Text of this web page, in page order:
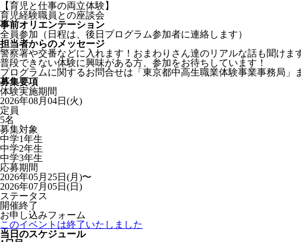
【育児と仕事の両立体験】
育児経験職員との座談会
事前オリエンテーション
全員参加（日程は、後日プログラム参加者に連絡します）
担当者からのメッセージ
警察署や交番などに入れます！おまわりさん達のリアルな話も聞けま
普段できない体験に興味がある方、参加をお待ちしています！
プログラムに関するお問合せは「東京都中高生職業体験事業事務局」
募集要項
体験実施期間
2026年08月04日(火)
定員
5名
募集対象
中学1年生
中学2年生
中学3年生
応募期間
2026年05月25日(月)〜
2026年07月05日(日)
ステータス
開催終了
お申し込みフォーム
このイベントは終了いたしました
当日のスケジュール